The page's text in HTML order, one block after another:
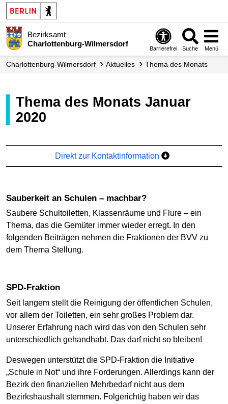
Bezirksamt
Charlottenburg-Wilmersdorf
Barrierefrei Suche Menü
Charlottenburg-Wilmersdorf Aktuelles Thema des Monats
Thema des Monats Januar
2020
Direkt zur Kontaktinformation
Sauberkeit an Schulen – machbar?
Saubere Schultoiletten, Klassenräume und Flure – ein
Thema, das die Gemüter immer wieder erregt. In den
folgenden Beiträgen nehmen die Fraktionen der BVV zu
dem Thema Stellung.
SPD-Fraktion
Seit langem stellt die Reinigung der öffentlichen Schulen,
vor allem der Toiletten, ein sehr großes Problem dar.
Unserer Erfahrung nach wird das von den Schulen sehr
unterschiedlich gehandhabt. Das darf nicht so bleiben!
Deswegen unterstützt die SPD-Fraktion die Initiative
„Schule in Not“ und ihre Forderungen. Allerdings kann der
Bezirk den finanziellen Mehrbedarf nicht aus dem
Bezirkshaushalt stemmen. Folgerichtig haben wir das